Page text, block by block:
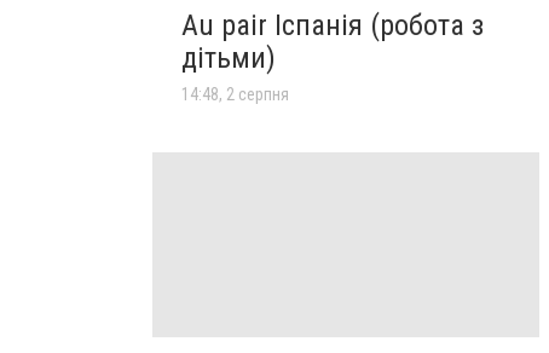
Au pair Іспанія (робота з
дітьми)
14:48, 2 серпня